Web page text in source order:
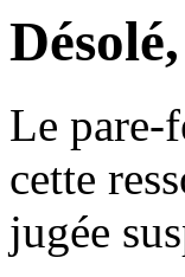
Le pare-
cette
jugée